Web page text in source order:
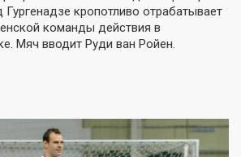
кропотливо отрабатывает
команды действия в
Мяч вводит Руди ван Ройен.